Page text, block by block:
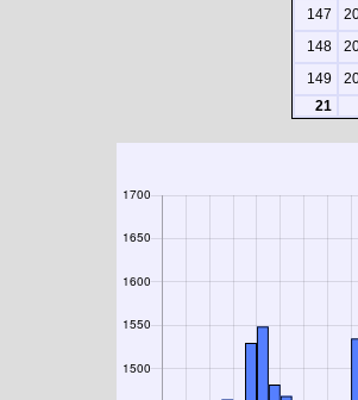
147
148
149
21